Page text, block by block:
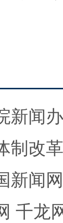
新闻
制改
新闻网
千龙